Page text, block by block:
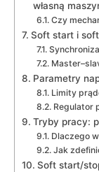
własną
Czy
Soft start i
Parametry
Limity
Regulator
Tryby pracy:
Dlaczego
Jak
Soft start/